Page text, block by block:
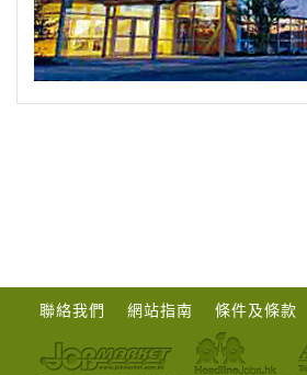
聯絡我們 網站指南 條件及條款